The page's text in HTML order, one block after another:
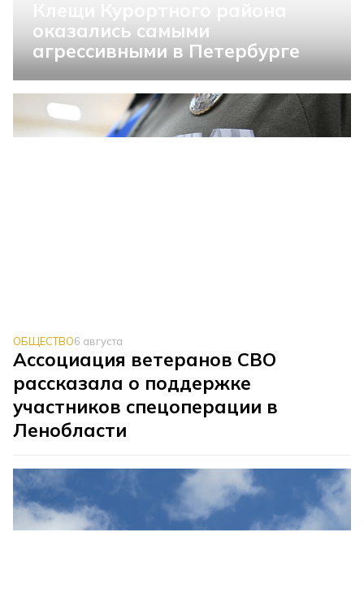
оказались самыми
агрессивными в Петербурге
ОБЩЕСТВО6 августа
Ассоциация ветеранов СВО
рассказала о поддержке
участников спецоперации в
Ленобласти